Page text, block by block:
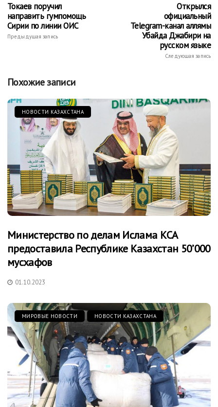
Токаев поручил
направить гумпомощь
Сирии по линии ОИС
Предыдущая запись
Открылся
официальный
Telegram-канал аллямы
Убайда Джабири на
русском языке
Следующая запись
Похожие записи
НОВОСТИ КАЗАХСТАНА
Министерство по делам Ислама КСА
предоставила Республике Казахстан 50’000
мусхафов
01.10.2023
МИРОВЫЕ НОВОСТИ НОВОСТИ КАЗАХСТАНА